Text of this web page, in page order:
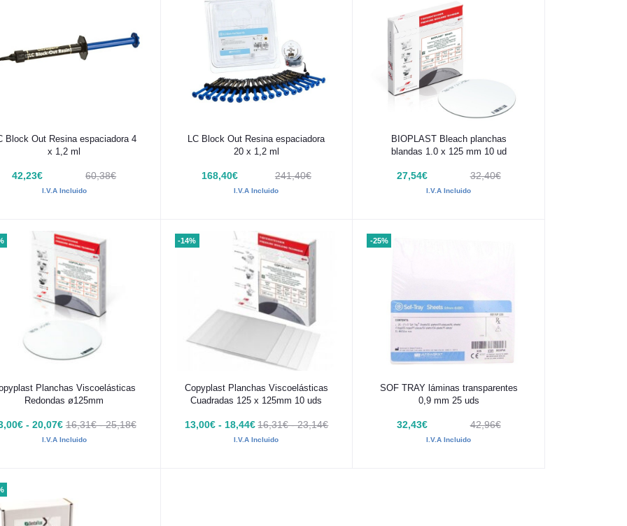
Añadir al carrito
Block Out Resina espaciadora 4
x 1,2 ml
42,23€ 60,38€
I.V.A Incluido
Añadir al carrito
LC Block Out Resina espaciadora
20 x 1,2 ml
168,40€ 241,40€
I.V.A Incluido
Añadir al carrito
BIOPLAST Bleach planchas
blandas 1.0 x 125 mm 10 ud
27,54€ 32,40€
I.V.A Incluido
Añadir al carrito
Planchas Viscoelásticas
Redondas ø125mm
- 20,07€ 16,31€ - 25,18€
I.V.A Incluido
-14%
Añadir al carrito
Copyplast Planchas Viscoelásticas
Cuadradas 125 x 125mm 10 uds
13,00€ - 18,44€ 16,31€ - 23,14€
I.V.A Incluido
-25%
Añadir al carrito
SOF TRAY láminas transparentes
0,9 mm 25 uds
32,43€ 42,96€
I.V.A Incluido